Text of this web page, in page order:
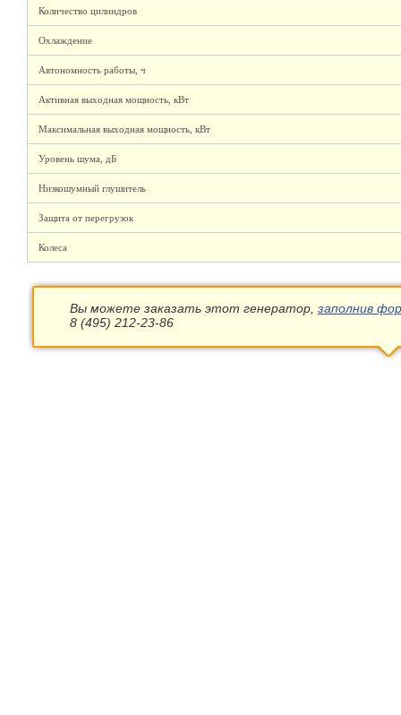
Количество цилиндров
Охлаждение
Автономность работы, ч
Активная выходная мощность, кВт
Максимальная выходная мощность, кВт
Уровень шума, дБ
Низкошумный глушитель
Защита от перегрузок
Колеса
Вы можете заказать этот генератор, заполнив
8 (495) 212-23-86